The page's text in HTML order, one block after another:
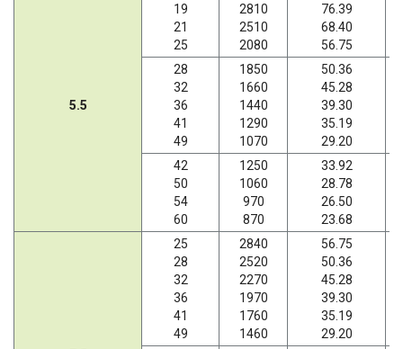
5.5
19
21
25
2810
2510
2080
76.39
68.40
56.75
28
32
36
41
49
1850
1660
1440
1290
1070
50.36
45.28
39.30
35.19
29.20
42
50
54
60
1250
1060
970
870
33.92
28.78
26.50
23.68
25
28
32
36
41
49
2840
2520
2270
1970
1760
1460
56.75
50.36
45.28
39.30
35.19
29.20